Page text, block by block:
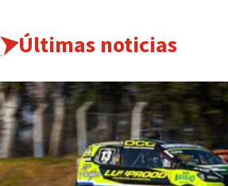
Últimas noticias